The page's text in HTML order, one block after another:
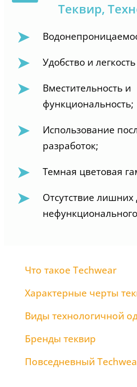
Теквир,
Удобство и
Вместительность и
функциональность;
Использование
разработок;
Темная цветовая
Отсутствие лишних
Что такое Techwear
Характерные черты
Виды технологичной
Бренды теквир
Повседневный